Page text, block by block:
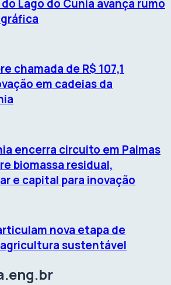
Lago do Cuniã avança rumo
chamada de R$ 107,1
em cadeias da
encerra circuito em Palmas
biomassa residual,
e capital para inovação
nova etapa de
sustentável